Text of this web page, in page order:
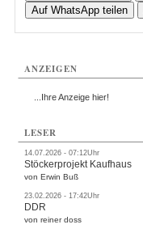
Auf WhatsApp teilen
ANZEIGEN
...Ihre Anzeige hier!
LESER
14.07.2026 - 07:12Uhr
Stöckerprojekt Kaufhaus
von Erwin Buß
23.02.2026 - 17:42Uhr
DDR
von reiner doss